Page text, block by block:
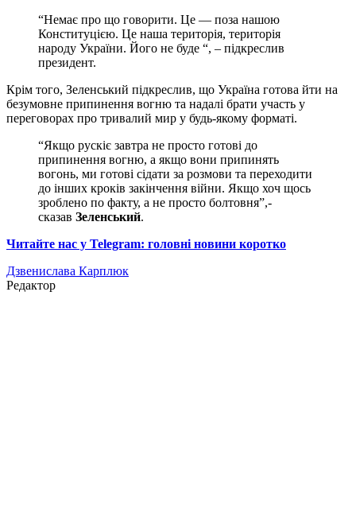
“Немає про що говорити. Це — поза нашою
Конституцією. Це наша територія, територія
народу України. Його не буде “, – підкреслив
президент.
Крім того, Зеленський підкреслив, що Україна готова йти на
безумовне припинення вогню та надалі брати участь у
переговорах про тривалий мир у будь-якому форматі.
“Якщо рускіє завтра не просто готові до
припинення вогню, а якщо вони припинять
вогонь, ми готові сідати за розмови та переходити
до інших кроків закінчення війни. Якщо хоч щось
зроблено по факту, а не просто болтовня”,-
сказав Зеленський.
Читайте нас у Telegram: головні новини коротко
Дзвенислава Карплюк
Редактор